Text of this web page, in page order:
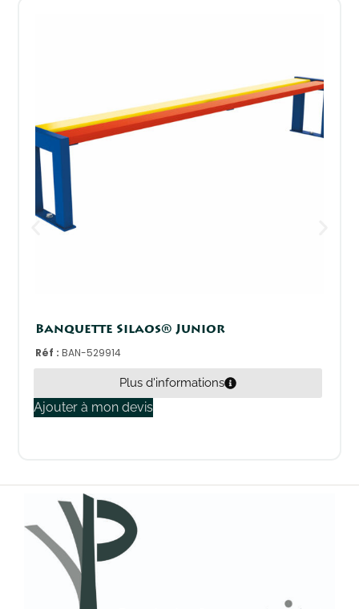
Banquette Silaos® Junior
Réf :BAN-529914
Plus d'informations
Ajouter à mon devis